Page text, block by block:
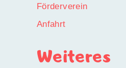
Förderverein
Anfahrt
Weiteres